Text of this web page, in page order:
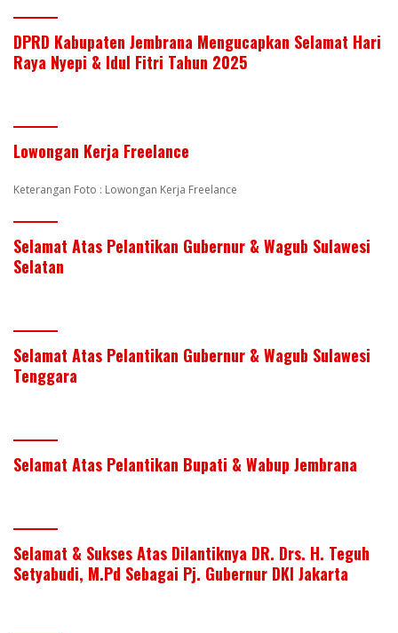
DPRD Kabupaten Jembrana Mengucapkan Selamat Hari
Raya Nyepi & Idul Fitri Tahun 2025
Lowongan Kerja Freelance
Keterangan Foto : Lowongan Kerja Freelance
Selamat Atas Pelantikan Gubernur & Wagub Sulawesi
Selatan
Selamat Atas Pelantikan Gubernur & Wagub Sulawesi
Tenggara
Selamat Atas Pelantikan Bupati & Wabup Jembrana
Selamat & Sukses Atas Dilantiknya DR. Drs. H. Teguh
Setyabudi, M.Pd Sebagai Pj. Gubernur DKI Jakarta